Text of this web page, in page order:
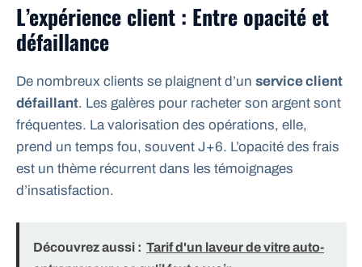
L’expérience client : Entre opacité et
défaillance
De nombreux clients se plaignent d’un service client
défaillant. Les galères pour racheter son argent sont
fréquentes. La valorisation des opérations, elle,
prend un temps fou, souvent J+6. L’opacité des frais
est un thème récurrent dans les témoignages
d’insatisfaction.
Découvrez aussi : Tarif d'un laveur de vitre auto-